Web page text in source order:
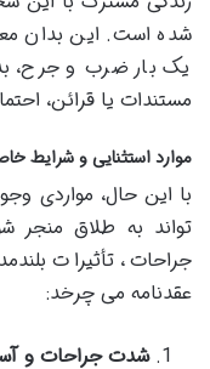
شده است. این بدان
یک بار ضرب و جرح،
مستندات یا قرائن،
موارد استثنایی و شرایط
با این حال، مواردی
تواند به طلاق منجر
جراحات، تأثیرات
عقدنامه می چرخد:
شدت جراحات و